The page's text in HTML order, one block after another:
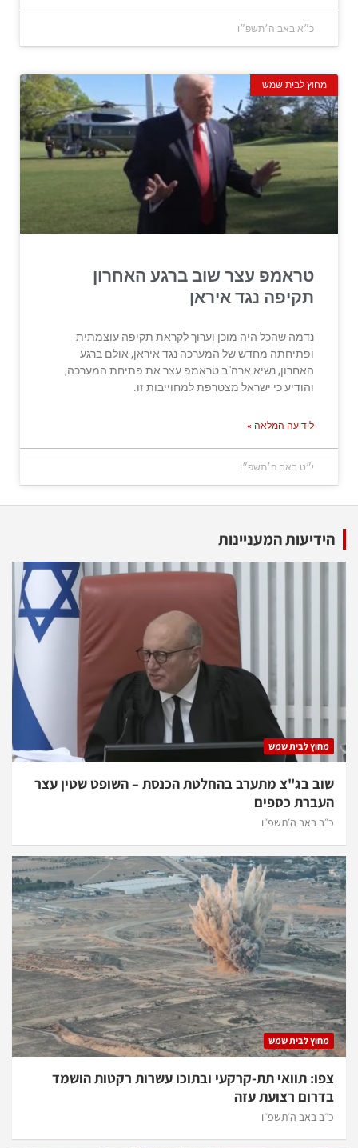
כ״א באב ה׳תשפ״ו
מחוץ לבית שמש
טראמפ עצר שוב ברגע האחרון
תקיפה נגד איראן
נדמה שהכל היה מוכן וערוך לקראת תקיפה עוצמתית
ופתיחתה מחדש של המערכה נגד איראן, אולם ברגע
האחרון, נשיא ארה"ב טראמפ עצר את פתיחת המערכה,
והודיע כי ישראל מצטרפת למחוייבות זו.
לידיעה המלאה »
י״ט באב ה׳תשפ״ו
הידיעות המעניינות
מחוץ לבית שמש
שוב בג"צ מתערב בהחלטת הכנסת – השופט שטין עצר
העברת כספים
כ״ב באב ה׳תשפ״ו
מחוץ לבית שמש
צפו: תוואי תת-קרקעי ובתוכו עשרות רקטות הושמד
בדרום רצועת עזה
כ״ב באב ה׳תשפ״ו